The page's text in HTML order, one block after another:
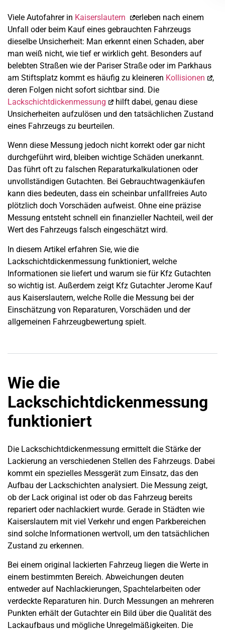
Viele Autofahrer in Kaiserslautern
erleben nach einem
Unfall oder beim Kauf eines gebrauchten Fahrzeugs
dieselbe Unsicherheit: Man erkennt einen Schaden, aber
man weiß nicht, wie tief er wirklich geht. Besonders auf
belebten Straßen wie der Pariser Straße oder im Parkhaus
am Stiftsplatz kommt es häufig zu kleineren Kollisionen
,
deren Folgen nicht sofort sichtbar sind. Die
Lackschichtdickenmessung
hilft dabei, genau diese
Unsicherheiten aufzulösen und den tatsächlichen Zustand
eines Fahrzeugs zu beurteilen.
Wenn diese Messung jedoch nicht korrekt oder gar nicht
durchgeführt wird, bleiben wichtige Schäden unerkannt.
Das führt oft zu falschen Reparaturkalkulationen oder
unvollständigen Gutachten. Bei Gebrauchtwagenkäufen
kann dies bedeuten, dass ein scheinbar unfallfreies Auto
plötzlich doch Vorschäden aufweist. Ohne eine präzise
Messung entsteht schnell ein finanzieller Nachteil, weil der
Wert des Fahrzeugs falsch eingeschätzt wird.
In diesem Artikel erfahren Sie, wie die
Lackschichtdickenmessung funktioniert, welche
Informationen sie liefert und warum sie für Kfz Gutachten
so wichtig ist. Außerdem zeigt Kfz Gutachter Jerome Kauf
aus Kaiserslautern, welche Rolle die Messung bei der
Einschätzung von Reparaturen, Vorschäden und der
allgemeinen Fahrzeugbewertung spielt.
Wie die
Lackschichtdickenmessung
funktioniert
Die Lackschichtdickenmessung ermittelt die Stärke der
Lackierung an verschiedenen Stellen des Fahrzeugs. Dabei
kommt ein spezielles Messgerät zum Einsatz, das den
Aufbau der Lackschichten analysiert. Die Messung zeigt,
ob der Lack original ist oder ob das Fahrzeug bereits
repariert oder nachlackiert wurde. Gerade in Städten wie
Kaiserslautern mit viel Verkehr und engen Parkbereichen
sind solche Informationen wertvoll, um den tatsächlichen
Zustand zu erkennen.
Bei einem original lackierten Fahrzeug liegen die Werte in
einem bestimmten Bereich. Abweichungen deuten
entweder auf Nachlackierungen, Spachtelarbeiten oder
verdeckte Reparaturen hin. Durch Messungen an mehreren
Punkten erhält der Gutachter ein Bild über die Qualität des
Lackaufbaus und mögliche Unregelmäßigkeiten. Die